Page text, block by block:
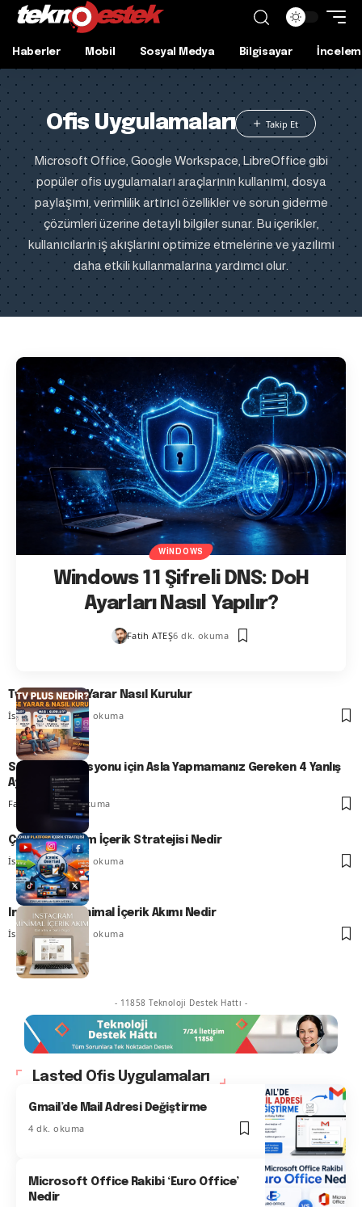
Haberler Mobil Sosyal Medya Bilgisayar
Ofis Uygulamaları
Microsoft Office, Google Workspace, LibreOffice gibi
popüler ofis uygulamaları araçlarının kullanımı, dosya
paylaşımı, verimlilik artırıcı özellikler ve sorun giderme
çözümleri üzerine detaylı bilgiler sunar. Bu içerikler,
kullanıcıların iş akışlarını optimize etmelerine ve yazılımı
daha etkili kullanmalarına yardımcı olur.
WINDOWS
Windows 11 Şifreli DNS: DoH
Ayarları Nasıl Yapılır?
Fatih ATEŞ6 dk. okuma
Tv Plus Ne işe Yarar Nasıl Kurulur
İsmail YILDIZ7 dk. okuma
SSD Optimizasyonu için Asla Yapmamanız Gereken 4 Yanlış
Ayar
Fatih ATEŞ7 dk. okuma
Çoklu Platform İçerik Stratejisi Nedir
İsmail YILDIZ7 dk. okuma
Instagram Minimal İçerik Akımı Nedir
İsmail YILDIZ7 dk. okuma
- 11858 Teknoloji Destek Hattı -
Lasted Ofis Uygulamaları
Gmail’de Mail Adresi Değiştirme
4 dk. okuma
Microsoft Office Rakibi ‘Euro Office’
Nedir